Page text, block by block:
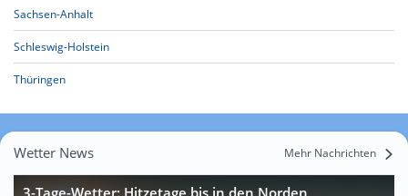
Sachsen-Anhalt
Schleswig-Holstein
Thüringen
Wetter News Mehr Nachrichten
3-Tage-Wetter: Hitzetage bis in den Norden